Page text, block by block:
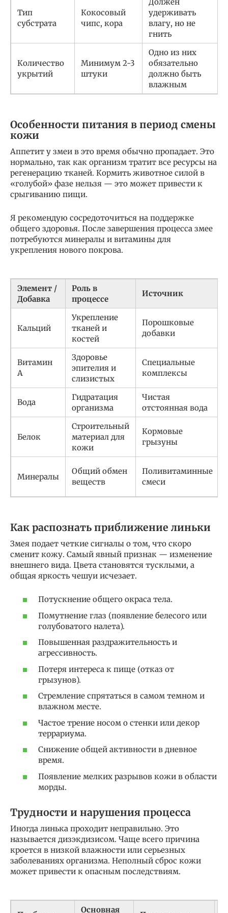
Тип
субстрата
Кокосовый
чипс, кора
удерживать
влагу, но не
гнить
Количество
укрытий
Минимум 2-3
штуки
Одно из них
обязательно
должно быть
влажным
Особенности питания в период смены
кожи
Аппетит у змеи в это время обычно пропадает. Это
нормально, так как организм тратит все ресурсы на
регенерацию тканей. Кормить животное силой в
«голубой» фазе нельзя — это может привести к
срыгиванию пищи.
Я рекомендую сосредоточиться на поддержке
общего здоровья. После завершения процесса змее
потребуются минералы и витамины для
укрепления нового покрова.
Элемент /
Добавка
Роль в
процессе
Источник
Кальций
Укрепление
тканей и
костей
Порошковые
добавки
Витамин
А
Здоровье
эпителия и
слизистых
Специальные
комплексы
Вода
Гидратация
организма
Чистая
отстоянная вода
Белок
Строительный
материал для
кожи
Кормовые
грызуны
Минералы
Общий обмен
веществ
Поливитаминные
смеси
Как распознать приближение линьки
Змея подает четкие сигналы о том, что скоро
сменит кожу. Самый явный признак — изменение
внешнего вида. Цвета становятся тусклыми, а
общая яркость чешуи исчезает.
Потускнение общего окраса тела.
Помутнение глаз (появление белесого или
голубоватого налета).
Повышенная раздражительность и
агрессивность.
Потеря интереса к пище (отказ от
грызунов).
Стремление спрятаться в самом темном и
влажном месте.
Частое трение носом о стенки или декор
террариума.
Снижение общей активности в дневное
время.
Появление мелких разрывов кожи в области
морды.
Трудности и нарушения процесса
Иногда линька проходит неправильно. Это
называется дизэкдизисом. Чаще всего причина
кроется в низкой влажности или серьезных
заболеваниях организма. Неполный сброс кожи
может привести к опасным последствиям.
Основная